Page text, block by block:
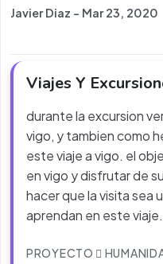
Javier Diaz - Mar 23, 2020
Viajes Y
durante la excursion
vigo, y tambien como
este viaje a vigo. el
en vigo y disfrutar de
hacer que la visita sea
aprendan en este viaje.
PROYECTO